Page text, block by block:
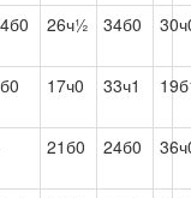
26ч½ 34б0
17ч0 33ч1
21б0 24б0